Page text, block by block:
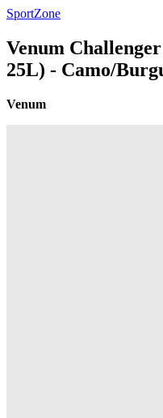
SportZone
Venum
25L) - Camo/
Venum